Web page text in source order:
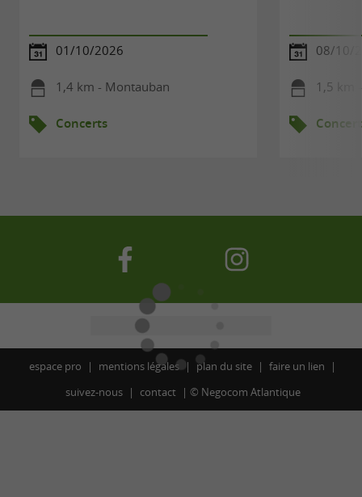
01/10/2026
1,4 km - Montauban
Concerts
08/10/
1,5 km
espace pro mentions légales plan du site
faire un lien
suivez-nous
contact © Negocom Atlantique